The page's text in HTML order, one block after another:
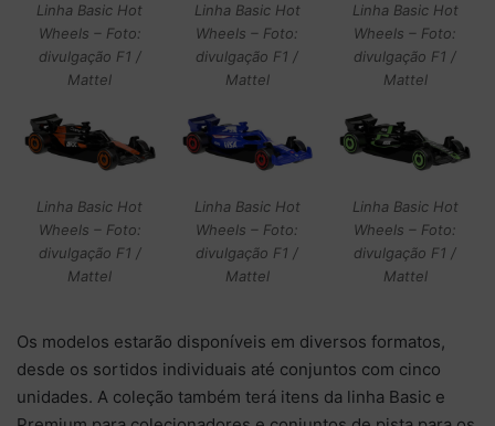
Linha Basic Hot
Wheels – Foto:
divulgação F1 /
Mattel
Linha Basic Hot
Wheels – Foto:
divulgação F1 /
Mattel
Linha Basic Hot
Wheels – Foto:
divulgação F1 /
Mattel
Linha Basic Hot
Wheels – Foto:
divulgação F1 /
Mattel
Linha Basic Hot
Wheels – Foto:
divulgação F1 /
Mattel
Linha Basic Hot
Wheels – Foto:
divulgação F1 /
Mattel
Os modelos estarão disponíveis em diversos formatos,
desde os sortidos individuais até conjuntos com cinco
unidades. A coleção também terá itens da linha Basic e